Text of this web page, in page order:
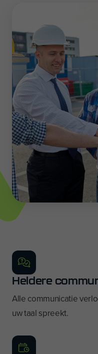
Heldere
Alle communicatie
uw taal spreekt.